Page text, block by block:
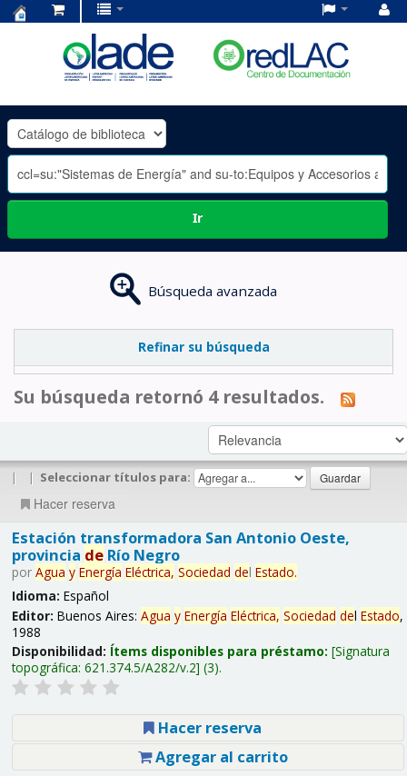
OLADE
-
Ir
Búsqueda avanzada
Refinar su búsqueda
Su búsqueda retornó 4 resultados.
| | Seleccionar títulos para:
Hacer reserva
Estación transformadora San Antonio Oeste,
provincia deRío Negro
por Agua y Energía Eléctrica, Sociedad del Estado.
Idioma: Español
Editor: Buenos Aires: Agua y Energía Eléctrica, Sociedad del Estado,
1988
Disponibilidad: Ítems disponibles para préstamo: Signatura
topográfica: 621.374.5/A282/v.2 (3).
Hacer reserva
Agregar al carrito